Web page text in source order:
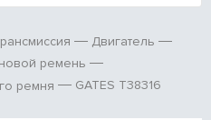
Двигатель
ремень
ремня
GATES T38316